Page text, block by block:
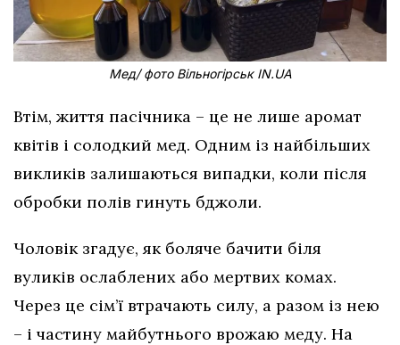
Мед/ фото Вільногірськ IN.UA
Втім, життя пасічника – це не лише аромат
квітів і солодкий мед. Одним із найбільших
викликів залишаються випадки, коли після
обробки полів гинуть бджоли.
Чоловік згадує, як боляче бачити біля
вуликів ослаблених або мертвих комах.
Через це сім’ї втрачають силу, а разом із нею
– і частину майбутнього врожаю меду. На